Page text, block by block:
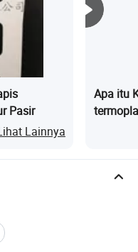
Pasir
Lainnya
Apa itu